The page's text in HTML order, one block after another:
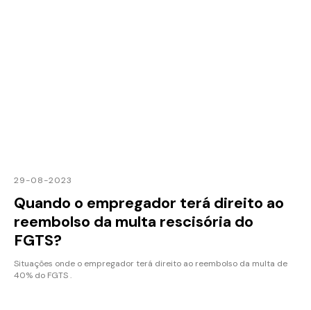
29-08-2023
Quando o empregador terá direito ao
reembolso da multa rescisória do
FGTS?
Situações onde o empregador terá direito ao reembolso da multa de
40% do FGTS .